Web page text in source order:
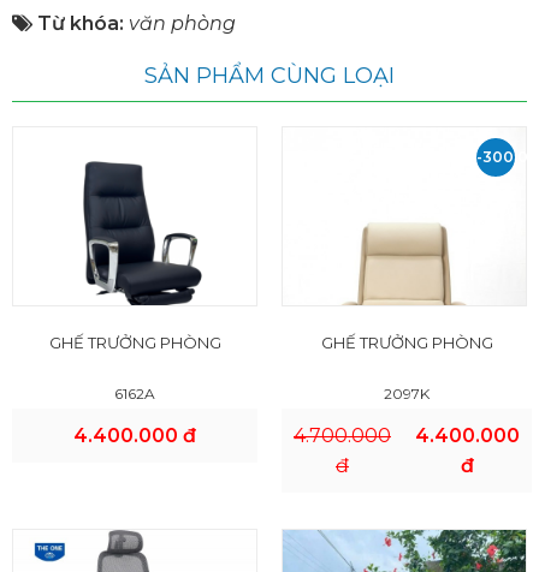
Từ khóa: văn phòng
SẢN PHẨM CÙNG LOẠI
GHẾ TRƯỞNG PHÒNG
6162A
4.400.000 đ
-
GHẾ TRƯỞNG PHÒNG
2097K
4.700.000
đ
4.400.000
đ